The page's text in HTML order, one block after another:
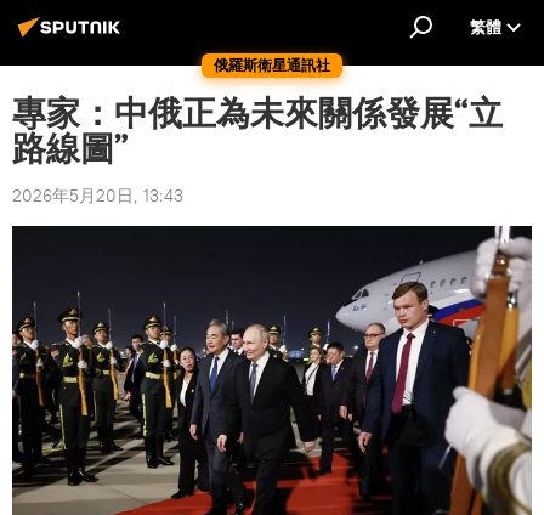
俄羅斯衛星通訊社
繁體
專家：中俄正為未來關係發展“立
路線圖”
2026年5月20日, 13:43